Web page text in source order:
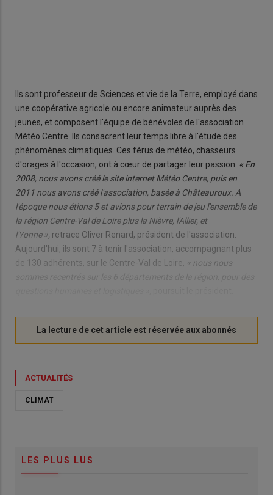
Ils sont professeur de Sciences et vie de la Terre, employé dans
une coopérative agricole ou encore animateur auprès des
jeunes, et composent l'équipe de bénévoles de l'association
Météo Centre. Ils consacrent leur temps libre à l'étude des
phénomènes climatiques. Ces férus de météo, chasseurs
d'orages à l'occasion, ont à cœur de partager leur passion. « En
2008, nous avons créé le site internet Météo Centre, puis en
2011 nous avons créé l'association, basée à Châteauroux. A
l'époque nous étions 5 et avions pour terrain de jeu l'ensemble de
la région Centre-Val de Loire plus la Nièvre, l'Allier, et
l'Yonne », retrace Oliver Renard, président de l'association.
Aujourd'hui, ils sont 7 à tenir l'association, accompagnant plus
de 130 adhérents, sur le Centre-Val de Loire, « nous nous
ACTUALITÉS
CLIMAT
LES PLUS LUS